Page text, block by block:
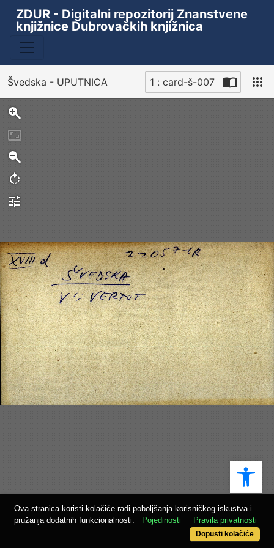
ZDUR - Digitalni repozitorij Znanstvene
knjižnice Dubrovačkih knjižnica
Švedska - UPUTNICA 1 : card-š-007
Sken
Ova stranica koristi kolačiće radi poboljšanja korisničkog iskustva i
pružanja dodatnih funkcionalnosti.
Pojedinosti Pravila privatnosti
Dopusti kolačiće